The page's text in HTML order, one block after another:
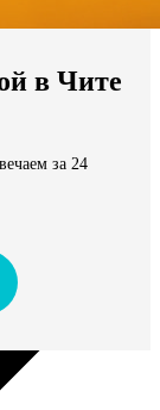
в Чите
за 24